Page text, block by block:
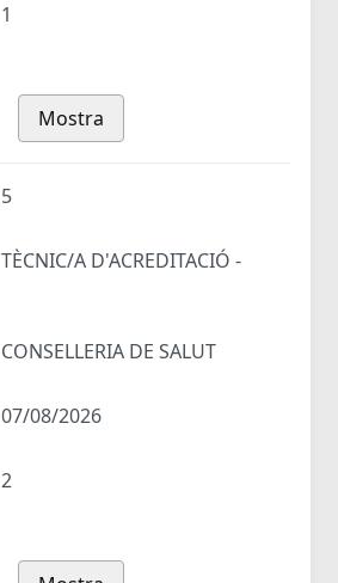
1
Mostra
5
TÈCNIC/A D'ACREDITACIÓ -
CONSELLERIA DE SALUT
07/08/2026
2